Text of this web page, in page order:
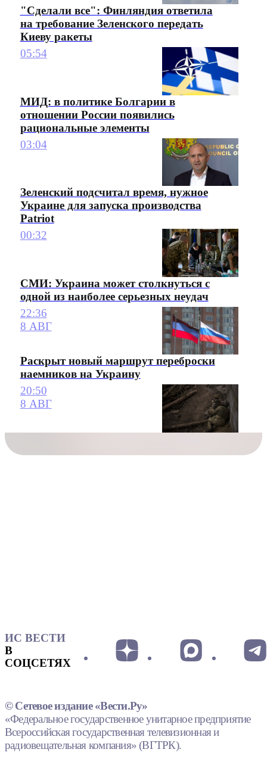
"Сделали все": Финляндия ответила
на требование Зеленского передать
Киеву ракеты
05:54
МИД: в политике Болгарии в
отношении России появились
рациональные элементы
03:04
Зеленский подсчитал время, нужное
Украине для запуска производства
Patriot
00:32
СМИ: Украина может столкнуться с
одной из наиболее серьезных неудач
22:36
8 АВГ
Раскрыт новый маршрут переброски
наемников на Украину
20:50
8 АВГ
ИС ВЕСТИ
В
СОЦСЕТЯХ
© Сетевое издание «Вести.Ру»
«Федеральное государственное унитарное предприятие
Всероссийская государственная телевизионная и
радиовещательная компания» (ВГТРК).